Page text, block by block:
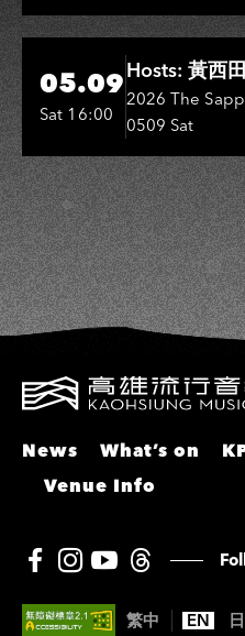
彬、邵大倫
瑤
Hi-Ing Music Hall
05.09
Sat 16:00
Hosts: 黃西
敏、張秀卿
彬、邵大倫
瑤
2026 The
0509 Sat
News What’s on
Venue Info
繁中 EN